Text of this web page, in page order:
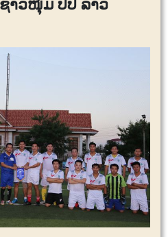
າວໜຸ່ມ ປປ ລາວ